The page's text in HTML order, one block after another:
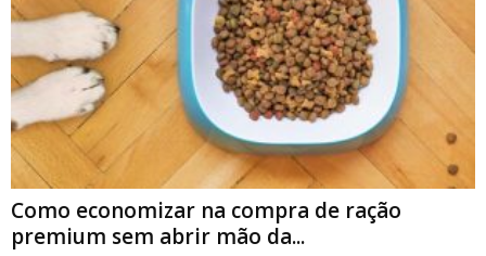
Como economizar na compra de ração
premium sem abrir mão da...